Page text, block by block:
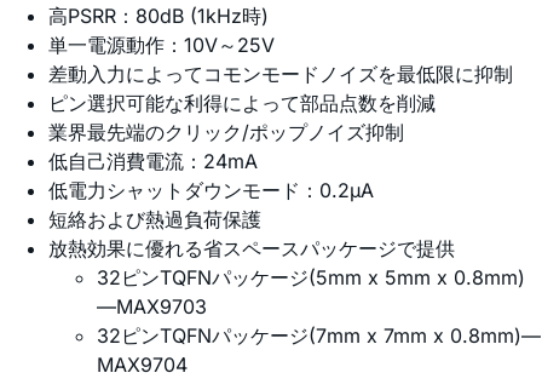
高PSRR：80dB (1kHz時)
単一電源動作：10V～25V
差動入力によってコモンモードノイズを最低限に抑制
ピン選択可能な利得によって部品点数を削減
業界最先端のクリック/ポップノイズ抑制
低自己消費電流：24mA
低電力シャットダウンモード：0.2µA
短絡および熱過負荷保護
放熱効果に優れる省スペースパッケージで提供
32ピンTQFNパッケージ(5mm x 5mm x 0.8mm)
—MAX9703
32ピンTQFNパッケージ(7mm x 7mm x 0.8mm)—
MAX9704